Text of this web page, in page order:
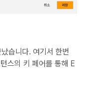
습니다. 여기서 한번
스의 키 페어를 통해 E